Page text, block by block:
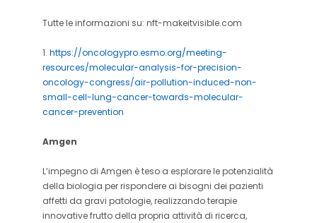
Tutte le informazioni su: nft-makeitvisible.com
1. https://oncologypro.esmo.org/meeting-
resources/molecular-analysis-for-precision-
oncology-congress/air-pollution-induced-non-
small-cell-lung-cancer-towards-molecular-
cancer-prevention
Amgen
L’impegno di Amgen è teso a esplorare le potenzialità
della biologia per rispondere ai bisogni dei pazienti
affetti da gravi patologie, realizzando terapie
innovative frutto della propria attività di ricerca,